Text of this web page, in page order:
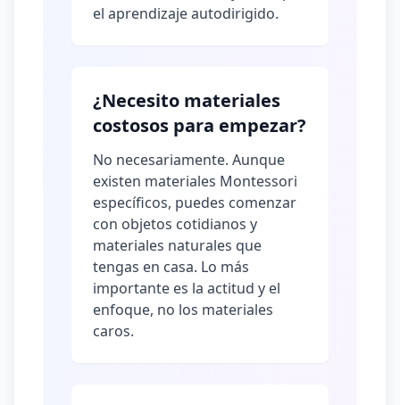
el aprendizaje autodirigido.
¿Necesito materiales
costosos para empezar?
No necesariamente. Aunque
existen materiales Montessori
específicos, puedes comenzar
con objetos cotidianos y
materiales naturales que
tengas en casa. Lo más
importante es la actitud y el
enfoque, no los materiales
caros.